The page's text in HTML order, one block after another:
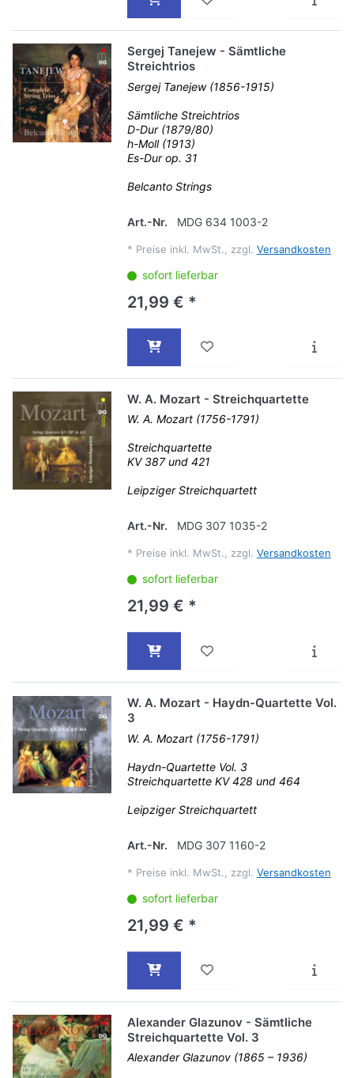
Sergej Tanejew - Sämtliche
Streichtrios
Sergej Tanejew (1856-1915)
Sämtliche Streichtrios
D-Dur (1879/80)
h-Moll (1913)
Es-Dur op. 31
Belcanto Strings
Art.-Nr. MDG 634 1003-2
* Preise inkl. MwSt., zzgl. Versandkosten
sofort lieferbar
21,99 € *
W. A. Mozart - Streichquartette
W. A. Mozart (1756-1791)
Streichquartette
KV 387 und 421
Leipziger Streichquartett
Art.-Nr. MDG 307 1035-2
* Preise inkl. MwSt., zzgl. Versandkosten
sofort lieferbar
21,99 € *
W. A. Mozart - Haydn-Quartette Vol.
3
W. A. Mozart (1756-1791)
Haydn-Quartette Vol. 3
Streichquartette KV 428 und 464
Leipziger Streichquartett
Art.-Nr. MDG 307 1160-2
* Preise inkl. MwSt., zzgl. Versandkosten
sofort lieferbar
21,99 € *
Alexander Glazunov - Sämtliche
Streichquartette Vol. 3
Alexander Glazunov (1865 – 1936)